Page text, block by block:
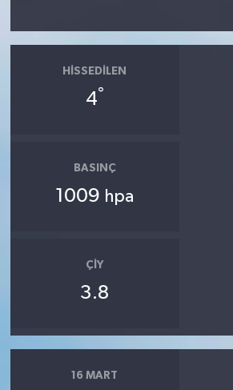
HISSEDILEN
4°
BASINÇ
1009 hpa
ÇIY
3.8
16 MART